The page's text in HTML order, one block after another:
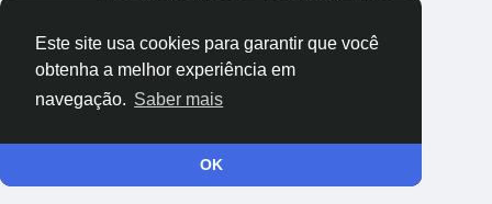
Este site usa cookies para garantir que você
obtenha a melhor experiência em
navegação. Saber mais
OK